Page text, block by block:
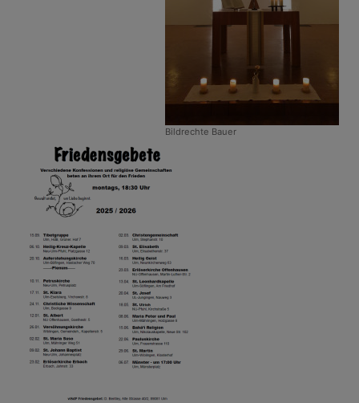
Bildrechte Bauer